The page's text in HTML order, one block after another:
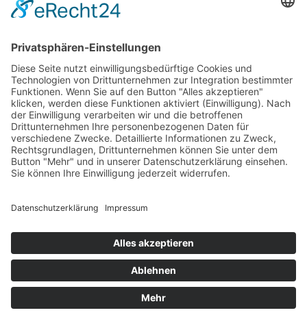
Erklärung zur Barrierefreiheit
AGB
Öffnungszeiten
Versandpartner
Verfügbarkeiten
Zahlung und Versand
Datenschutz
Fernabsatz
Widerrufsrecht bei Dienstleistungen
Kontakt
Garantiefall
Batterieverordnung